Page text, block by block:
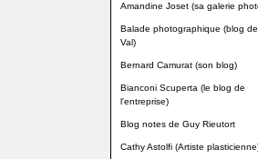
Amandine Joset (sa galerie
Balade photographique (blog de
Val)
Bernard Camurat (son blog)
Bianconi Scuperta (le blog de
l'entreprise)
Blog notes de Guy Rieutort
Cathy Astolfi (Artiste